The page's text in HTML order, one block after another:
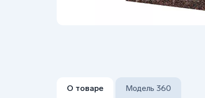
О товаре Модель 360